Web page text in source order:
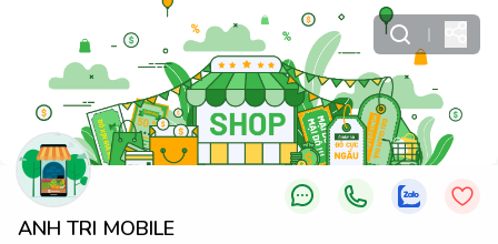
ANH TRI MOBILE